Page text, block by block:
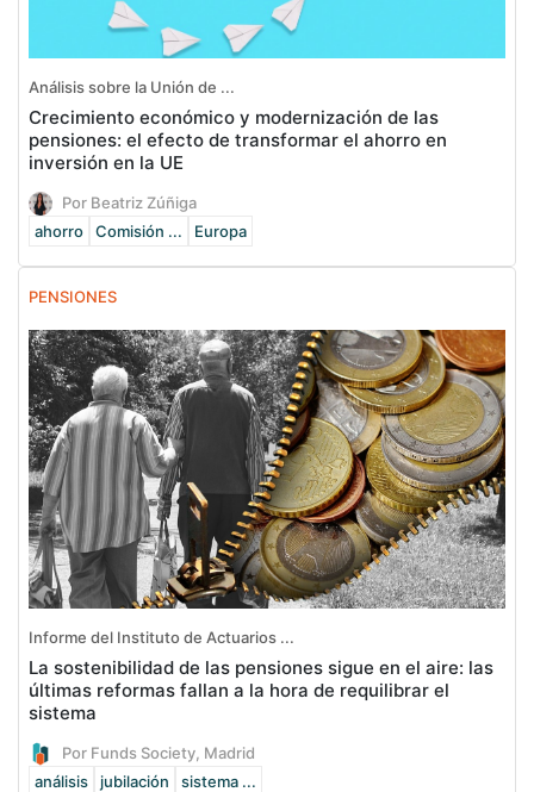
Análisis sobre la Unión de ...
Crecimiento económico y modernización de las
pensiones: el efecto de transformar el ahorro en
inversión en la UE
Por Beatriz Zúñiga
ahorro
Comisión ... Europa
PENSIONES
Informe del Instituto de Actuarios ...
La sostenibilidad de las pensiones sigue en el aire: las
últimas reformas fallan a la hora de requilibrar el
sistema
Por Funds Society, Madrid
análisis
jubilación sistema ...